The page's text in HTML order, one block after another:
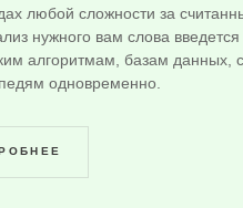
любой сложности за
нужного вам слова
алгоритмам, базам данных,
одновременно.